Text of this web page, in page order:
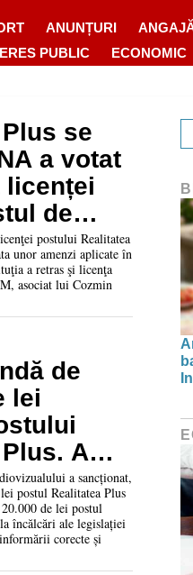
ANUNȚURI
PUBLIC ECONOMIC
se
a votat
licenței
de
postului Realitatea
unor amenzi aplicate în
a retras şi licenţa
asociat lui Cozmin
de
lei
A
și
cu două
20.000
a sancționat,
postul Realitatea Plus
de lei postul
încălcări ale legislației
corecte și